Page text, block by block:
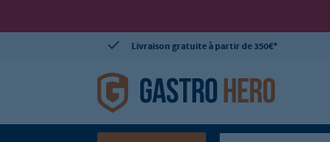
Livraison gratuite à partir de 350€*